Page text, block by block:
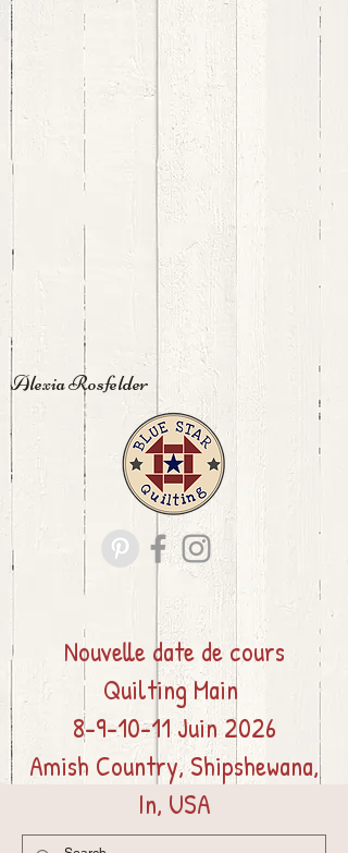
Alexia Rosfelder
Nouvelle date de cours
QuiltingMain
8-9-10-11 Juin 2026
Amish Country, Shipshewana,
In, USA